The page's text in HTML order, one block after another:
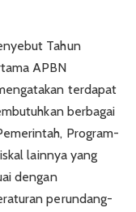
Tahun
APBN
terdapat
berbagai
Program-
lainnya yang
dengan
perundang-